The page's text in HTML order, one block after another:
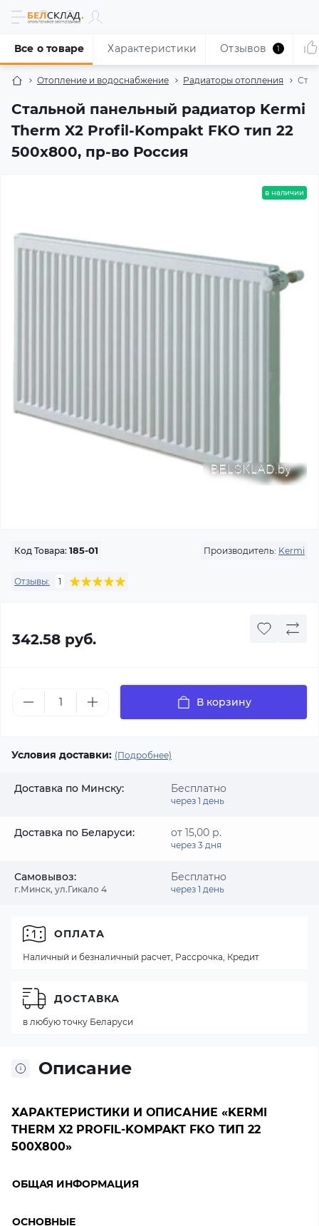
Отопление и водоснабжение Радиаторы отопления
Стальной панельный радиатор Kermi
Therm X2 Profil-Kompakt FKO тип 22
500x800, пр-во Россия
Все о товаре Характеристики Отзывов 1
в наличии
Код Товара: 185-01 Производитель: Kermi
Отзывы: 1
342.58 руб.
В корзину
Условия доставки: (Подробнее)
Доставка по Минску: Бесплатно
через 1 день
Доставка по Беларуси: от 15,00 р.
через 3 дня
Самовывоз:
г.Минск, ул.Гикало 4
Бесплатно
через 1 день
Описание
ХАРАКТЕРИСТИКИ И ОПИСАНИЕ «KERMI
THERM X2 PROFIL-KOMPAKT FKO ТИП 22
500X800»
ОБЩАЯ ИНФОРМАЦИЯ
ОСНОВНЫЕ
ОПЛАТА
Наличный и безналичный расчет, Рассрочка, Кредит
ДОСТАВКА
в любую точку Беларуси